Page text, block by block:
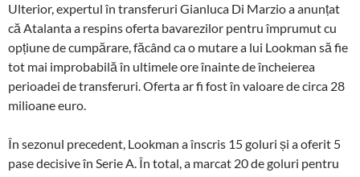
Ulterior, expertul în transferuri Gianluca Di Marzio a anunțat
că Atalanta a respins oferta bavarezilor pentru împrumut cu
opțiune de cumpărare, făcând ca o mutare a lui Lookman să fie
tot mai improbabilă în ultimele ore înainte de încheierea
perioadei de transferuri. Oferta ar fi fost în valoare de circa 28
milioane euro.
În sezonul precedent, Lookman a înscris 15 goluri și a oferit 5
pase decisive în Serie A. În total, a marcat 20 de goluri pentru